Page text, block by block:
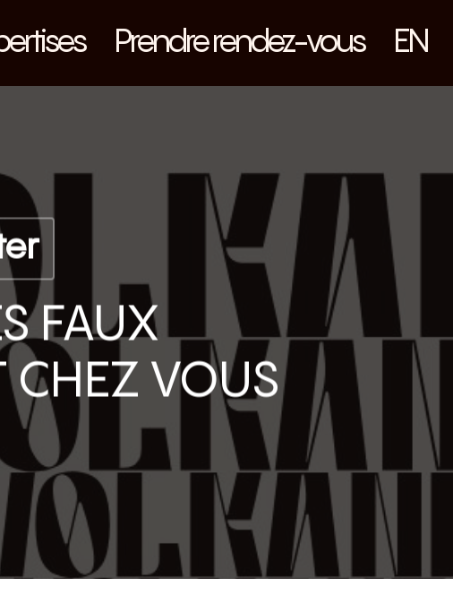
Prendre rendez-vous EN
FAUX
CHEZ VOUS